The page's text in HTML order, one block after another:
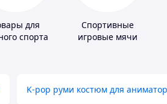
для
спорта
Спортивные
игровые мячи
K-pop руми костюм для